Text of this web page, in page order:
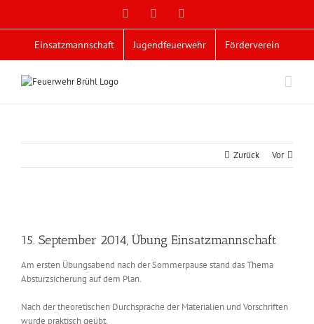
Facebook
Einsatzmannschaft Jugendfeuerwehr Förderverein
Zurück Vor
Bild
15. September 2014, Übung Einsatzmannschaft
Am ersten Übungsabend nach der Sommerpause stand das Thema
Absturzsicherung auf dem Plan.
Nach der theoretischen Durchsprache der Materialien und Vorschriften
wurde praktisch geübt.